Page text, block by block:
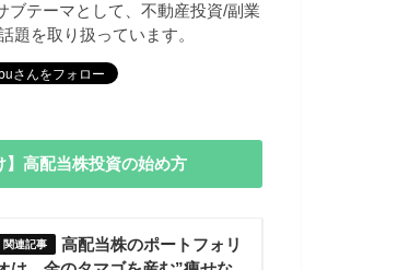
ブテーマとして、不動産投資/副業
題を取り扱っています。
】高配当株投資の始め方
高配当株のポートフォリ